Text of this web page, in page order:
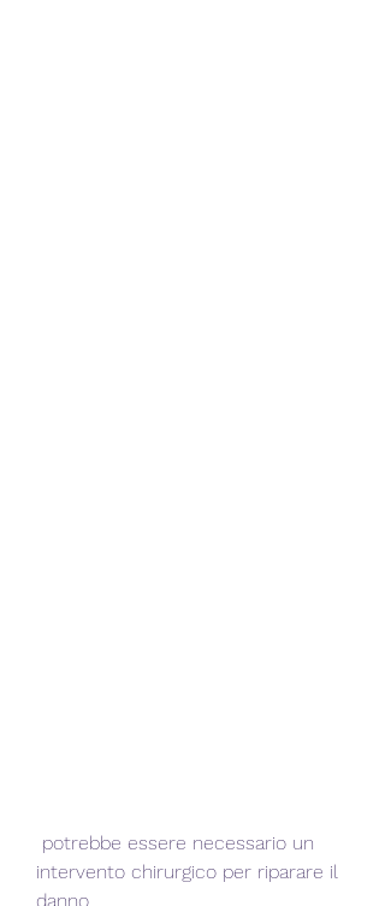
intervento chirurgico per riparare il
danno.